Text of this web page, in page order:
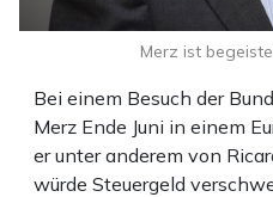
Bei einem Besuch der
Merz Ende Juni in einem
er unter anderem von
würde Steuergeld
Merz ist